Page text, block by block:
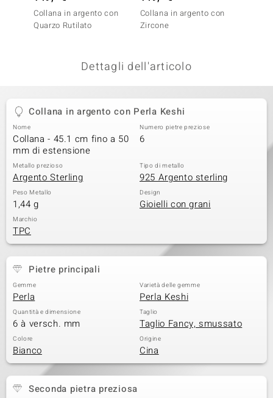
Collana in argento con
Quarzo Rutilato
Collana in argento con
Zircone
Dettagli dell'articolo
Collana in argento con Perla Keshi
Nome
Collana - 45.1 cm fino a 50
mm di estensione
Numero pietre preziose
6
Metallo prezioso
Argento Sterling
Tipo di metallo
925 Argento sterling
Peso Metallo
1,44 g
Design
Gioielli con grani
Marchio
TPC
Pietre principali
Gemme
Perla
Varietà delle gemme
Perla Keshi
Quantità e dimensione
6 à versch. mm
Taglio
Taglio Fancy, smussato
Colore
Bianco
Origine
Cina
Seconda pietra preziosa